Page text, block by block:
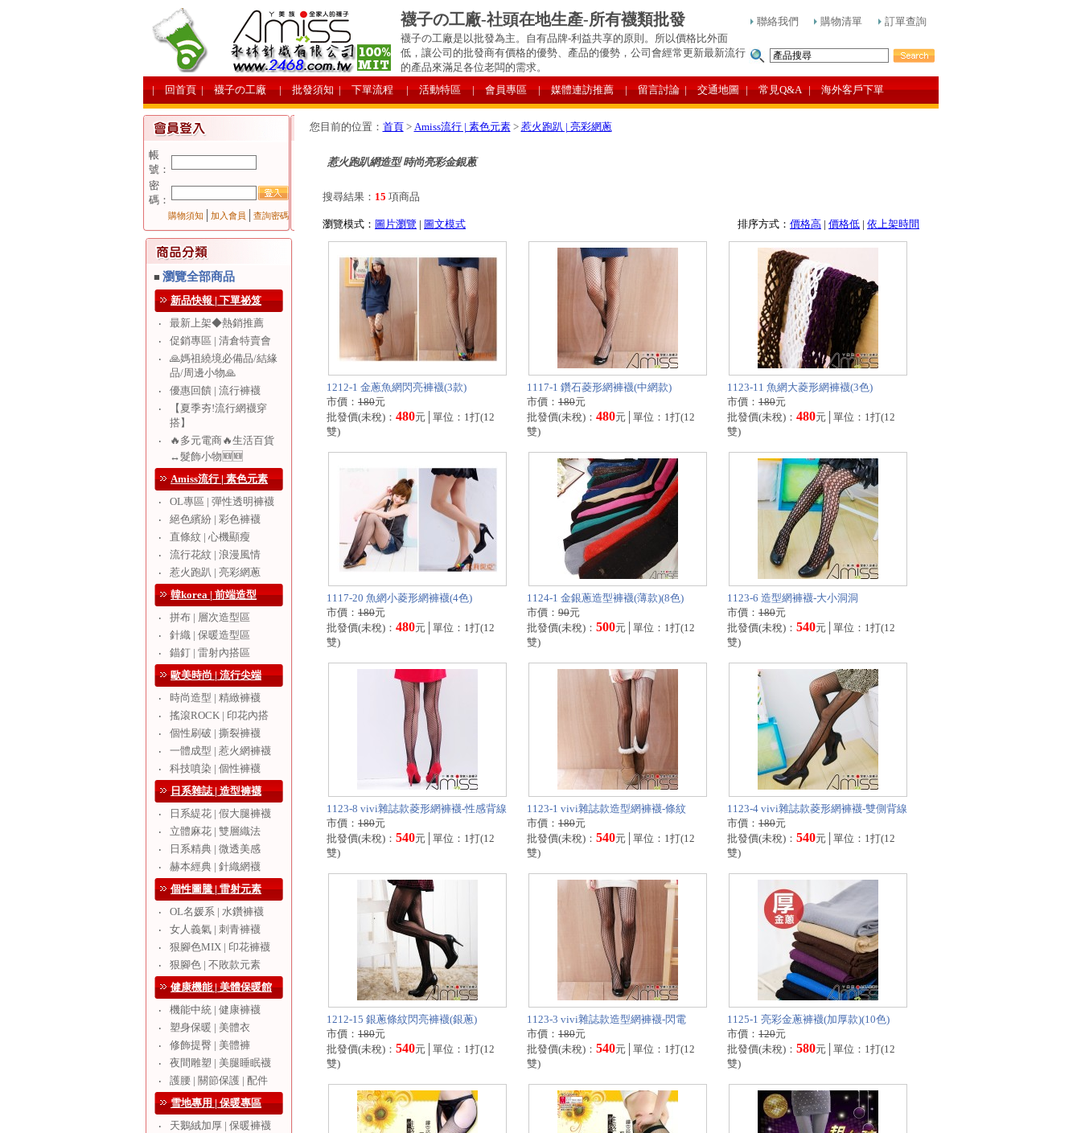
襪子の工廠-社頭在地生產-所有襪類批發
襪子の工廠是以批發為主。自有品牌-利益共享的原則。所以價格比外面
低，讓公司的批發商有價格的優勢、產品的優勢，公司會經常更新最新流行
的產品來滿足各位老闆的需求。
聯絡我們 購物清單 訂單查詢
| 回首頁 | 襪子の工廠 | 批發須知 | 下單流程 | 活動特區 | 會員專區 | 媒體連訪推薦 | 留言討論 | 交通地圖 | 常見Q&A | 海外客戶下單
帳
號：
密
碼：
購物須知 加入會員 查詢密碼
■ 瀏覽全部商品
新品快報 | 下單祕笈
‧
最新上架◆熱銷推薦
‧
促銷專區 | 清倉特賣會
‧
🙏媽祖繞境必備品/結緣
品/周邊小物🙏
‧
優惠回饋 | 流行褲襪
‧
【夏季夯!流行網襪穿
搭】
‧
🔥多元電商🔥生活百貨
↔️髮飾小物🆕🆕
Amiss流行 | 素色元素
‧
OL專區 | 彈性透明褲襪
‧
絕色繽紛 | 彩色褲襪
‧
直條紋 | 心機顯瘦
‧
流行花紋 | 浪漫風情
‧
惹火跑趴 | 亮彩網蔥
韓korea | 前端造型
‧
拼布 | 層次造型區
‧
針織 | 保暖造型區
‧
錨釘 | 雷射內搭區
歐美時尚 | 流行尖端
‧
時尚造型 | 精緻褲襪
‧
搖滾ROCK | 印花內搭
‧
個性刷破 | 撕裂褲襪
‧
一體成型 | 惹火網褲襪
‧
科技噴染 | 個性褲襪
日系雜誌 | 造型褲襪
‧
日系緹花 | 假大腿褲襪
‧
立體麻花 | 雙層織法
‧
日系精典 | 微透美感
‧
赫本經典 | 針織網襪
個性圖騰 | 雷射元素
‧
OL名媛系 | 水鑽褲襪
‧
女人義氣 | 刺青褲襪
‧
狠腳色MIX | 印花褲襪
‧
狠腳色 | 不敗款元素
健康機能 | 美體保暖館
‧
機能中統 | 健康褲襪
‧
塑身保暖 | 美體衣
‧
修飾提臀 | 美體褲
‧
夜間雕塑 | 美腿睡眠襪
‧
護腰 | 關節保護 | 配件
雪地專用 | 保暖專區
‧
天鵝絨加厚 | 保暖褲襪
您目前的位置： 首頁> Amiss流行 | 素色元素> 惹火跑趴 | 亮彩網蔥
惹火跑趴網造型 時尚亮彩金銀蔥
搜尋結果： 15 項商品
瀏覽模式： 圖片瀏覽 | 圖文模式 排序方式： 價格高 | 價格低 | 依上架時間
1212-1 金蔥魚網閃亮褲襪(3款)
市價： 180元
批發價(未稅)： 480元│單位：1打(12
雙)
1117-1 鑽石菱形網褲襪(中網款)
市價： 180元
批發價(未稅)： 480元│單位：1打(12
雙)
1123-11 魚網大菱形網褲襪(3色)
市價： 180元
批發價(未稅)： 480元│單位：1打(12
雙)
1117-20 魚網小菱形網褲襪(4色)
市價： 180元
批發價(未稅)： 480元│單位：1打(12
雙)
1124-1 金銀蔥造型褲襪(薄款)(8色)
市價： 90元
批發價(未稅)： 500元│單位：1打(12
雙)
1123-6 造型網褲襪-大小洞洞
市價： 180元
批發價(未稅)： 540元│單位：1打(12
雙)
1123-8 vivi雜誌款菱形網褲襪-性感背線
市價： 180元
批發價(未稅)： 540元│單位：1打(12
雙)
1123-1 vivi雜誌款造型網褲襪-條紋
市價： 180元
批發價(未稅)： 540元│單位：1打(12
雙)
1123-4 vivi雜誌款菱形網褲襪-雙側背線
市價： 180元
批發價(未稅)： 540元│單位：1打(12
雙)
1212-15 銀蔥條紋閃亮褲襪(銀蔥)
市價： 180元
批發價(未稅)： 540元│單位：1打(12
雙)
1123-3 vivi雜誌款造型網褲襪-閃電
市價： 180元
批發價(未稅)： 540元│單位：1打(12
雙)
1125-1 亮彩金蔥褲襪(加厚款)(10色)
市價： 120元
批發價(未稅)： 580元│單位：1打(12
雙)